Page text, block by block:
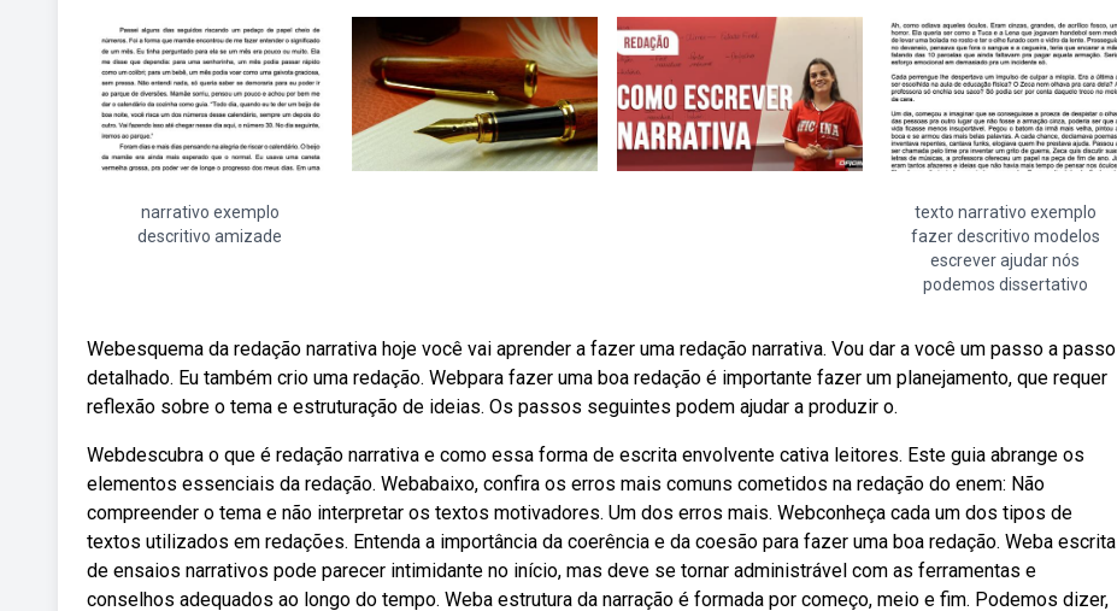
narrativo exemplo
descritivo amizade
texto narrativo exemplo
fazer descritivo modelos
escrever ajudar nós
podemos dissertativo
Webesquema da redação narrativa hoje você vai aprender a fazer uma redação narrativa. Vou dar a você um passo a passo
detalhado. Eu também crio uma redação. Webpara fazer uma boa redação é importante fazer um planejamento, que requer
reflexão sobre o tema e estruturação de ideias. Os passos seguintes podem ajudar a produzir o.
Webdescubra o que é redação narrativa e como essa forma de escrita envolvente cativa leitores. Este guia abrange os
elementos essenciais da redação. Webabaixo, confira os erros mais comuns cometidos na redação do enem: Não
compreender o tema e não interpretar os textos motivadores. Um dos erros mais. Webconheça cada um dos tipos de
textos utilizados em redações. Entenda a importância da coerência e da coesão para fazer uma boa redação. Weba escrita
de ensaios narrativos pode parecer intimidante no início, mas deve se tornar administrável com as ferramentas e
conselhos adequados ao longo do tempo. Weba estrutura da narração é formada por começo, meio e fim. Podemos dizer,